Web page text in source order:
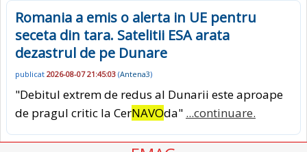
Romania a emis o alerta in UE pentru
seceta din tara. Satelitii ESA arata
dezastrul de pe Dunare
publicat 2026-08-07 21:45:03 (Antena3)
"Debitul extrem de redus al Dunarii este aproape
de pragul critic la CerNAVOda" ...continuare.